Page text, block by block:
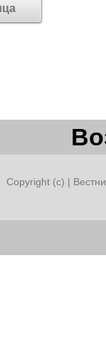
Copyright (c) |